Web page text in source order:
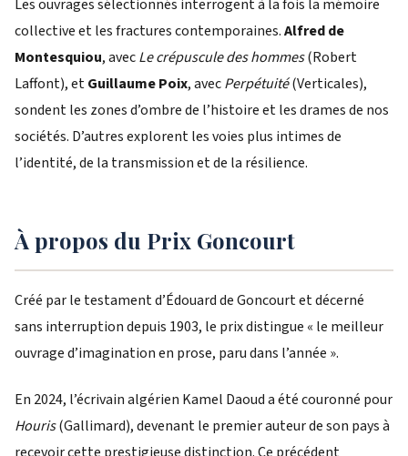
Les ouvrages sélectionnés interrogent à la fois la mémoire
collective et les fractures contemporaines.Alfred de
Montesquiou, avecLe crépuscule des hommes(Robert
Laffont), etGuillaume Poix, avecPerpétuité(Verticales),
sondent les zones d’ombre de l’histoire et les drames de nos
sociétés. D’autres explorent les voies plus intimes de
l’identité, de la transmission et de la résilience.
À propos du Prix Goncourt
Créé par le testament d’Édouard de Goncourt et décerné
sans interruption depuis 1903, le prix distingue « le meilleur
ouvrage d’imagination en prose, paru dans l’année ».
En 2024, l’écrivain algérien Kamel Daoud a été couronné pour
Houris(Gallimard), devenant le premier auteur de son pays à